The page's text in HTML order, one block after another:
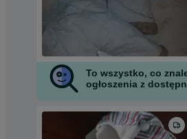
To wszystko, co
ogłoszenia z